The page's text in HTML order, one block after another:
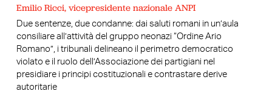
Emilio Ricci, vicepresidente nazionale ANPI
Due sentenze, due condanne: dai saluti romani in un’aula
consiliare all’attività del gruppo neonazi “Ordine Ario
Romano”, i tribunali delineano il perimetro democratico
violato e il ruolo dell’Associazione dei partigiani nel
presidiare i principi costituzionali e contrastare derive
autoritarie